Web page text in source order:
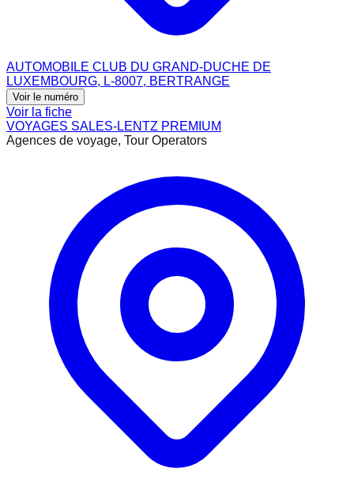
AUTOMOBILE CLUB DU GRAND-DUCHE DE
LUXEMBOURG, L-8007, BERTRANGE
Voir le numéro
Voir la fiche
VOYAGES SALES-LENTZ PREMIUM
Agences de voyage, Tour Operators